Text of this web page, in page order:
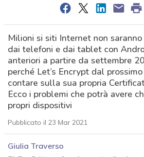
Milioni si siti Internet non
dai telefoni e dai tablet con
anteriori a partire da settembre
perché Let’s Encrypt dal
contare sulla sua propria
Ecco i problemi che potrà avere
propri dispositivi
Pubblicato il 23 Mar 2021
Giulia Traverso